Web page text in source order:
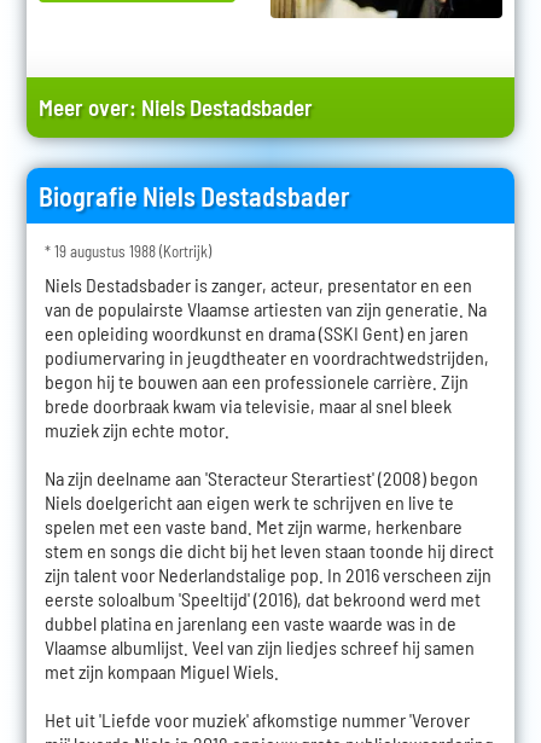
Meer over: Niels Destadsbader
Biografie Niels Destadsbader
* 19 augustus 1988 (Kortrijk)
Niels Destadsbader is zanger, acteur, presentator en een
van de populairste Vlaamse artiesten van zijn generatie. Na
een opleiding woordkunst en drama (SSKI Gent) en jaren
podiumervaring in jeugdtheater en voordrachtwedstrijden,
begon hij te bouwen aan een professionele carrière. Zijn
brede doorbraak kwam via televisie, maar al snel bleek
muziek zijn echte motor.
Na zijn deelname aan 'Steracteur Sterartiest' (2008) begon
Niels doelgericht aan eigen werk te schrijven en live te
spelen met een vaste band. Met zijn warme, herkenbare
stem en songs die dicht bij het leven staan toonde hij direct
zijn talent voor Nederlandstalige pop. In 2016 verscheen zijn
eerste soloalbum 'Speeltijd' (2016), dat bekroond werd met
dubbel platina en jarenlang een vaste waarde was in de
Vlaamse albumlijst. Veel van zijn liedjes schreef hij samen
met zijn kompaan Miguel Wiels.
Het uit 'Liefde voor muziek' afkomstige nummer 'Verover